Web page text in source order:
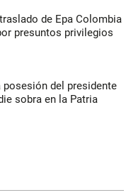
de Epa Colombia
presuntos privilegios
del presidente
sobra en la Patria